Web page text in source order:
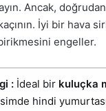
Ancak,
İyi bir hava
engeller.
: İdeal bir kuluçka
hindi